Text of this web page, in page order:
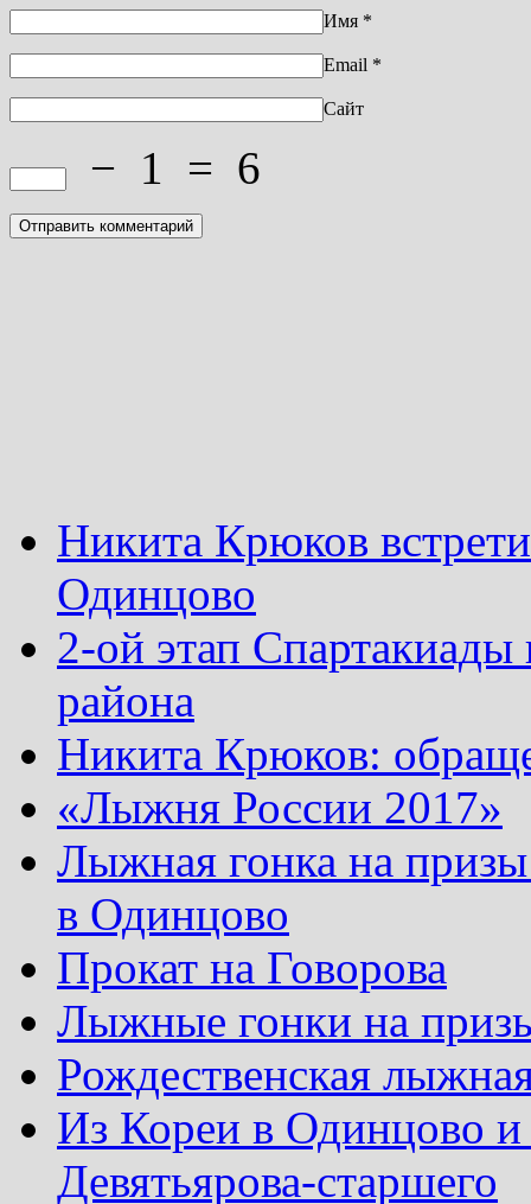
Имя *
Email *
Сайт
− 1 = 6
Никита Крюков
Одинцово
2-ой этап
района
Никита Крюков:
«Лыжня России 2017»
Лыжная гонка на
в Одинцово
Прокат на Говорова
Лыжные гонки на
Рождественская
Из Кореи в Одинцово
Девятьярова-старшего